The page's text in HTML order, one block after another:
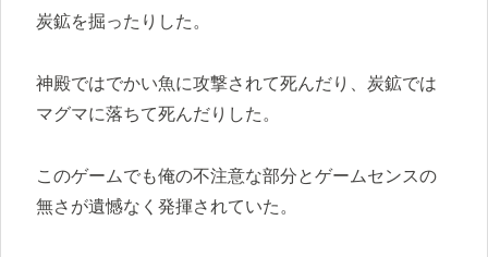
炭鉱を掘ったりした。
神殿ではでかい魚に攻撃されて死んだり、炭鉱では
マグマに落ちて死んだりした。
このゲームでも俺の不注意な部分とゲームセンスの
無さが遺憾なく発揮されていた。